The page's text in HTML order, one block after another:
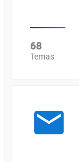
68
Temas